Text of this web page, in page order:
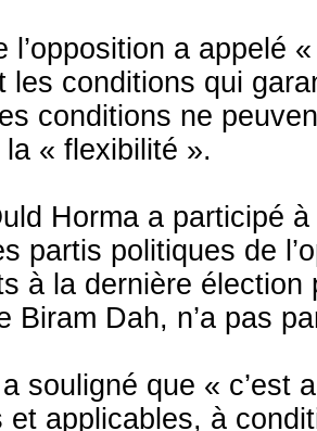
l’opposition a appelé
les conditions qui
conditions ne
« flexibilité ».
Horma a participé
partis politiques de
à la dernière
Biram Dah, n’a pas
souligné que « c’est
et applicables, à